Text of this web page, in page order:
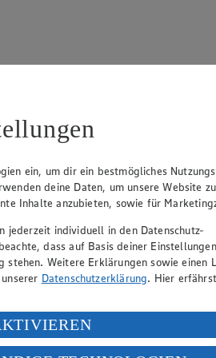
Sprecher), Dr. Dirk
den auf dieser Website
Bildmaterial oder Grafiken aus
Firma und Anschriften unserer
Streitbeilegungsverfahren vor einer
ein, um dir ein bestmögliches
deine Daten, um unsere Website zu
Inhalte anzubieten, sowie für
individuell in den Datenschutz-
dass auf Basis deiner
Weitere Erklärungen sowie einen
Datenschutzerklärung. Hier
in den USA durch Facebook und
du im Sinne des Art. 49 Abs. 1 Satz 1 lit.